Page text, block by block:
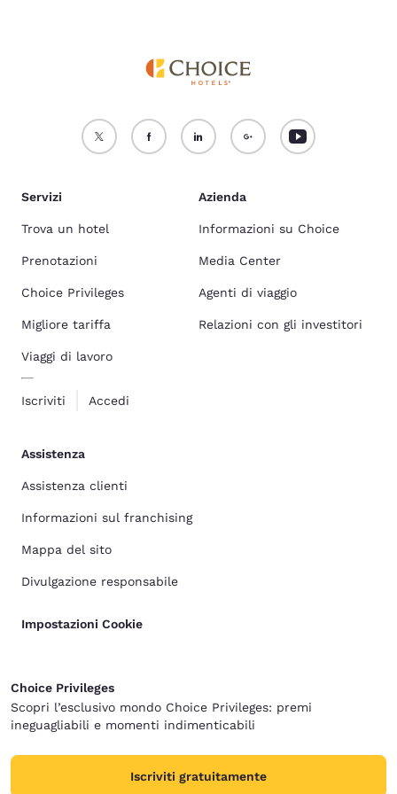
Servizi
Trova un hotel
Prenotazioni
Choice Privileges
Migliore tariffa
Viaggi di lavoro
Iscriviti Accedi
Azienda
Informazioni su Choice
Media Center
Agenti di viaggio
Relazioni con gli investitori
Assistenza
Assistenza clienti
Informazioni sul franchising
Mappa del sito
Divulgazione responsabile
Impostazioni Cookie
Choice Privileges
Scopri l’esclusivo mondo Choice Privileges: premi
ineguagliabili e momenti indimenticabili
Iscriviti gratuitamente